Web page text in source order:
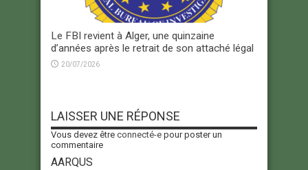
Le FBI revient à Alger, une quinzaine
d’années après le retrait de son attaché légal
20/07/2026
LAISSER UNE RÉPONSE
Vous devez être connecté-e pour poster un
commentaire
AARQUS